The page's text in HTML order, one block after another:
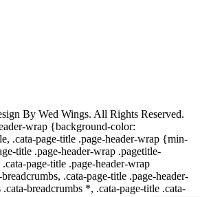
By Wed Wings. All Rights Reserved.
wrap {background-color:
.cata-page-title .page-header-wrap {min-
title .page-header-wrap .pagetitle-
page-title .page-header-wrap
.cata-page-title .page-header-
breadcrumbs *, .cata-page-title .cata-